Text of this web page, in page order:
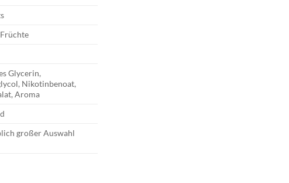
Glycerin,
Nikotinbenoat,
Aroma
großer Auswahl